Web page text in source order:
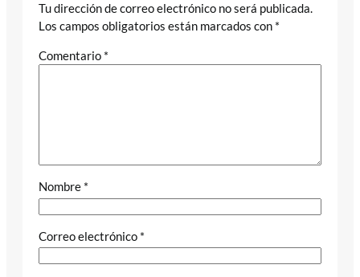
Tu dirección de correo electrónico no será publicada.
Los campos obligatorios están marcados con *
Comentario *
Nombre *
Correo electrónico *